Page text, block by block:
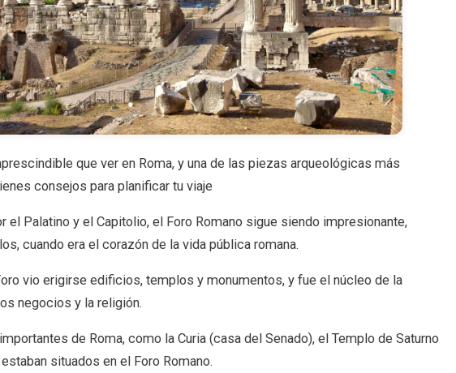
que ver en Roma, y una de las piezas arqueológicas más
consejos para planificar tu viaje
el Palatino y el Capitolio, el Foro Romano sigue siendo impresionante,
cuando era el corazón de la vida pública romana.
vio erigirse edificios, templos y monumentos, y fue el núcleo de la
negocios y la religión.
de Roma, como la Curia (casa del Senado), el Templo de Saturno
situados en el Foro Romano.